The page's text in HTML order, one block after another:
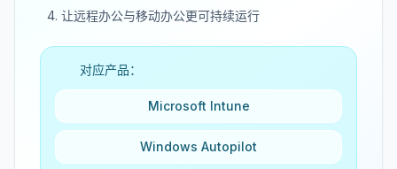
让远程办公与移动办公更可持续运行
对应产品：
Microsoft Intune
Windows Autopilot